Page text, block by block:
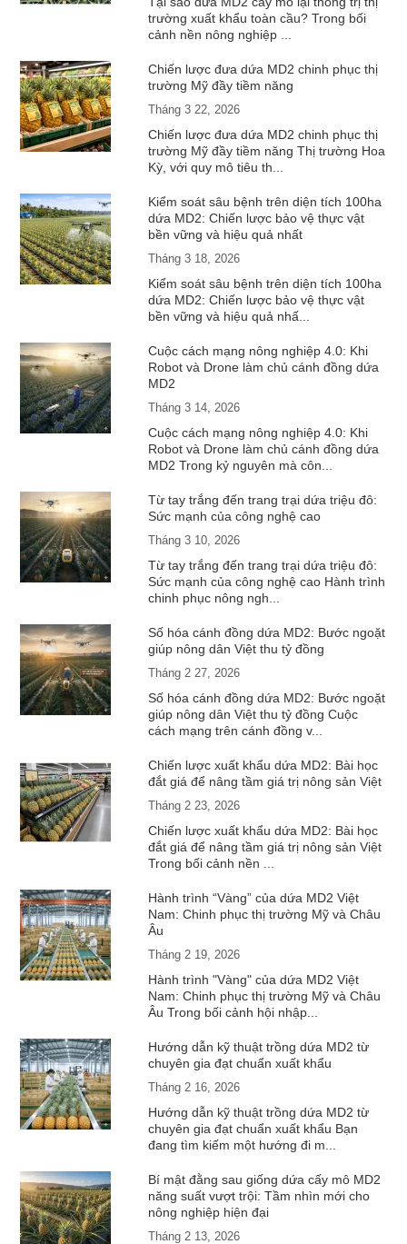
trường xuất khẩu toàn cầu? Trong bối
cảnh nền nông nghiệp ...
Chiến lược đưa dứa MD2 chinh phục thị
trường Mỹ đầy tiềm năng
Tháng 3 22, 2026
Chiến lược đưa dứa MD2 chinh phục thị
trường Mỹ đầy tiềm năng Thị trường Hoa
Kỳ, với quy mô tiêu th...
Kiểm soát sâu bệnh trên diện tích 100ha
dứa MD2: Chiến lược bảo vệ thực vật
bền vững và hiệu quả nhất
Tháng 3 18, 2026
Kiểm soát sâu bệnh trên diện tích 100ha
dứa MD2: Chiến lược bảo vệ thực vật
bền vững và hiệu quả nhấ...
Cuộc cách mạng nông nghiệp 4.0: Khi
Robot và Drone làm chủ cánh đồng dứa
MD2
Tháng 3 14, 2026
Cuộc cách mạng nông nghiệp 4.0: Khi
Robot và Drone làm chủ cánh đồng dứa
MD2 Trong kỷ nguyên mà côn...
Từ tay trắng đến trang trại dứa triệu đô:
Sức mạnh của công nghệ cao
Tháng 3 10, 2026
Từ tay trắng đến trang trại dứa triệu đô:
Sức mạnh của công nghệ cao Hành trình
chinh phục nông ngh...
Số hóa cánh đồng dứa MD2: Bước ngoặt
giúp nông dân Việt thu tỷ đồng
Tháng 2 27, 2026
Số hóa cánh đồng dứa MD2: Bước ngoặt
giúp nông dân Việt thu tỷ đồng Cuộc
cách mạng trên cánh đồng v...
Chiến lược xuất khẩu dứa MD2: Bài học
đắt giá để nâng tầm giá trị nông sản Việt
Tháng 2 23, 2026
Chiến lược xuất khẩu dứa MD2: Bài học
đắt giá để nâng tầm giá trị nông sản Việt
Trong bối cảnh nền ...
Hành trình “Vàng” của dứa MD2 Việt
Nam: Chinh phục thị trường Mỹ và Châu
Âu
Tháng 2 19, 2026
Hành trình "Vàng" của dứa MD2 Việt
Nam: Chinh phục thị trường Mỹ và Châu
Âu Trong bối cảnh hội nhập...
Hướng dẫn kỹ thuật trồng dứa MD2 từ
chuyên gia đạt chuẩn xuất khẩu
Tháng 2 16, 2026
Hướng dẫn kỹ thuật trồng dứa MD2 từ
chuyên gia đạt chuẩn xuất khẩu Bạn
đang tìm kiếm một hướng đi m...
Bí mật đằng sau giống dứa cấy mô MD2
năng suất vượt trội: Tầm nhìn mới cho
nông nghiệp hiện đại
Tháng 2 13, 2026